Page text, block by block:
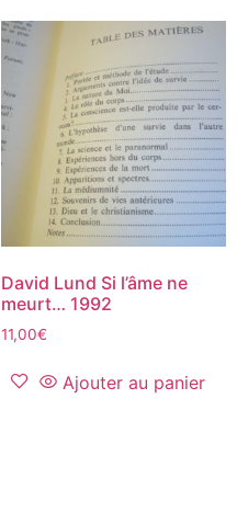
David Lund Si l’âme ne
meurt… 1992
11,00€
Ajouter au panier